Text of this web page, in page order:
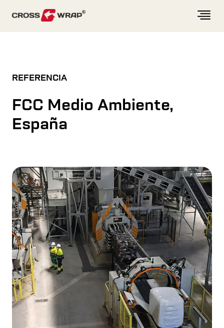
REFERENCIA
FCC Medio Ambiente,
España